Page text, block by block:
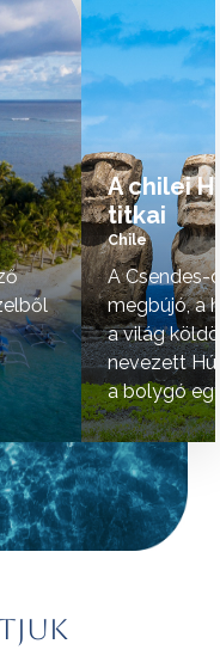
A chilei
titkai
Chile
A Csendes-
megbújó, a
a világ
nevezett
a bolygó
helyének